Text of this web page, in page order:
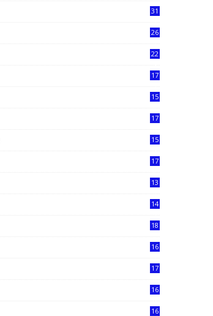
31
26
22
17
15
17
15
17
13
14
18
16
17
16
16